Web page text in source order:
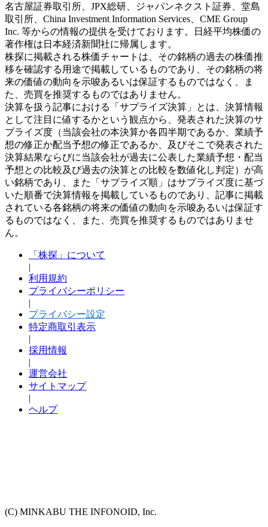
名古屋証券取引所、JPX総研、ジャパンネクスト証券、堂島
取引所、China Investment Information Services、CME Group
Inc. 等からの情報の提供を受けております。日経平均株価の
著作権は日本経済新聞社に帰属します。
株探に掲載される株価チャートは、その銘柄の過去の株価推
移を確認する用途で掲載しているものであり、その銘柄の将
来の価値の動向を示唆あるいは保証するものではなく、ま
た、売買を推奨するものではありません。
決算を扱う記事における「サプライズ決算」とは、決算情報
として注目に値するかという観点から、発表された決算のサ
プライズ度（当該会社の本決算か各四半期であるか、業績予
想の修正か配当予想の修正であるか、及びそこで発表された
決算結果ならびに当該会社が過去に公表した業績予想・配当
予想との比較及び過去の決算との比較を数値化し判定）が高
い銘柄であり、また「サプライズ順」はサプライズ度に基づ
いた順番で決算情報を掲載しているものであり、記事に掲載
されている各銘柄の将来の価値の動向を示唆あるいは保証す
るものではなく、また、売買を推奨するものではありませ
ん。
「株探」について
|
利用規約
プライバシーポリシー
|
プライバシー設定
特定商取引表示
|
採用情報
|
運営会社
サイトマップ
|
ヘルプ
(C) MINKABU THE INFONOID, Inc.